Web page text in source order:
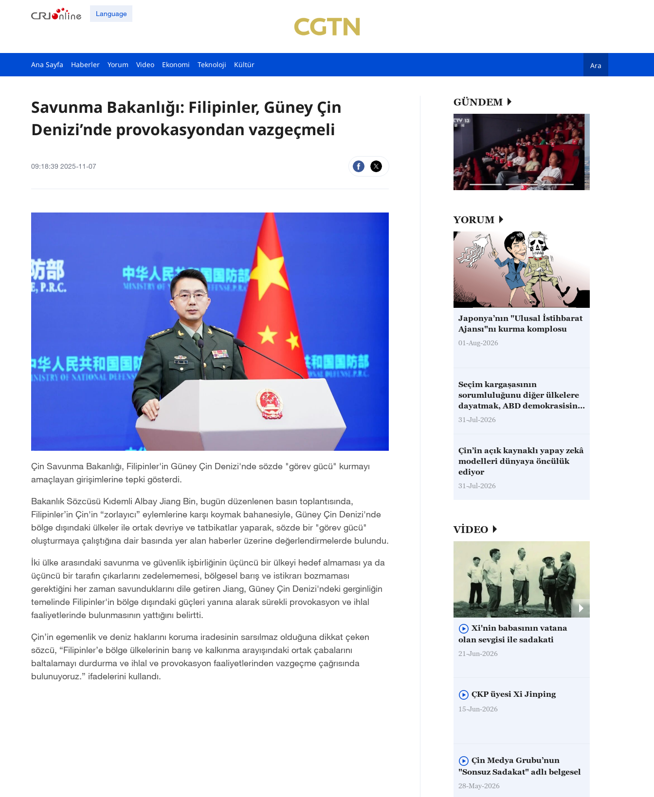
Language
Ana Sayfa Haberler Yorum Video Ekonomi Teknoloji Kültür Ara
Savunma Bakanlığı: Filipinler, Güney Çin
Denizi’nde provokasyondan vazgeçmeli
09:18:39 2025-11-07
Çin Savunma Bakanlığı, Filipinler'in Güney Çin Denizi'nde sözde "görev gücü" kurmayı
amaçlayan girişimlerine tepki gösterdi.
Bakanlık Sözcüsü Kıdemli Albay Jiang Bin, bugün düzenlenen basın toplantısında,
Filipinler’in Çin'in “zorlayıcı” eylemlerine karşı koymak bahanesiyle, Güney Çin Denizi'nde
bölge dışındaki ülkeler ile ortak devriye ve tatbikatlar yaparak, sözde bir "görev gücü"
oluşturmaya çalıştığına dair basında yer alan haberler üzerine değerlendirmelerde bulundu.
İki ülke arasındaki savunma ve güvenlik işbirliğinin üçüncü bir ülkeyi hedef almaması ya da
üçüncü bir tarafın çıkarlarını zedelememesi, bölgesel barış ve istikrarı bozmaması
gerektiğini her zaman savunduklarını dile getiren Jiang, Güney Çin Denizi'ndeki gerginliğin
temelinde Filipinler'in bölge dışındaki güçleri yanına alarak sürekli provokasyon ve ihlal
faaliyetlerinde bulunmasının yattığını belirtti.
Çin’in egemenlik ve deniz haklarını koruma iradesinin sarsılmaz olduğuna dikkat çeken
sözcü, “Filipinler’e bölge ülkelerinin barış ve kalkınma arayışındaki ortak çabalarını
baltalamayı durdurma ve ihlal ve provokasyon faaliyetlerinden vazgeçme çağrısında
bulunuyoruz.” ifadelerini kullandı.
GÜNDEM
YORUM
Japonya’nın "Ulusal İstihbarat
Ajansı"nı kurma komplosu
01-Aug-2026
Seçim kargaşasının
sorumluluğunu diğer ülkelere
dayatmak, ABD demokrasisini
kurtaramaz
31-Jul-2026
Çin’in açık kaynaklı yapay zekâ
modelleri dünyaya öncülük
ediyor
31-Jul-2026
VİDEO
Xi'nin babasının vatana
olan sevgisi ile sadakati
21-Jun-2026
ÇKP üyesi Xi Jinping
15-Jun-2026
Çin Medya Grubu’nun
"Sonsuz Sadakat" adlı belgesel
28-May-2026